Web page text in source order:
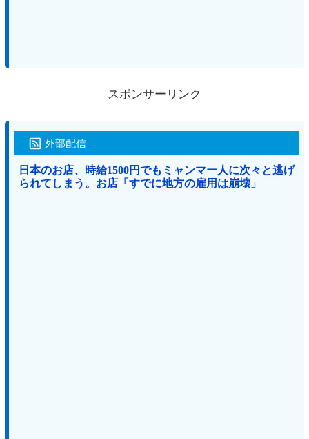
スポンサーリンク
外部配信
日本のお店、時給1500円でもミャンマー人に次々と逃げ
られてしまう。お店「すでに地方の雇用は崩壊」